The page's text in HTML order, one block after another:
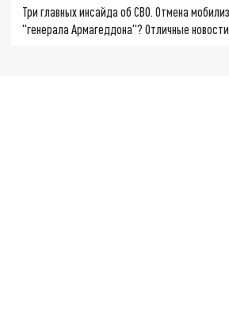
Три главных инсайда об СВО. Отмена
"генерала Армагеддона"? Отличные